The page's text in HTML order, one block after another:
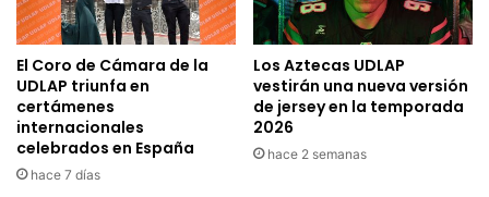
El Coro de Cámara de la
UDLAP triunfa en
certámenes
internacionales
celebrados en España
hace 7 días
Los Aztecas UDLAP
vestirán una nueva versión
de jersey en la temporada
2026
hace 2 semanas